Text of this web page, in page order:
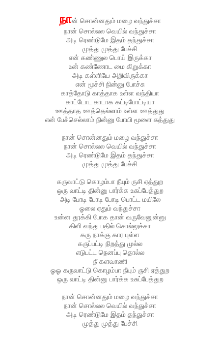
நான் சொன்னதும் மழை வந்துச்சா
நான் சொல்லல வெயில் வந்துச்சா
அடி ரெண்டுமே இதம் தந்துச்சா
முத்து முத்து பேச்சி
என் கண்ணுல பொய் இருக்கா
உன் கண்ணோட மை கிறுக்கா
அடி கள்ளியே அறிவிருக்கா
என் மூச்சி நின்னு போச்சு
காத்தோடு காத்தாக உள்ள வந்தியா
காட்டோட காடாக கட்டிபோட்டியா
ஊத்தாத ஊத்தெல்லாம் உள்ள ஊத்துது
என் பேச்செல்லாம் நின்னு போயி மூளை சுத்துது
நான் சொன்னதும் மழை வந்துச்சா
நான் சொல்லல வெயில் வந்துச்சா
அடி ரெண்டுமே இதம் தந்துச்சா
முத்து முத்து பேச்சி
கருவாட்டு கொழம்பா நீயும் ருசி ஏத்துற
ஒரு வாட்டி தின்னு பார்க்க உசுப்பேத்துற
அடி போடி போடி போடி பொட்ட மயிலே
ஓலை ஏதும் வந்துச்சா
உன்ன தூக்கி போக தான் வருவேனுன்னு
கிளி வந்து பதில் சொல்லுச்சா
கரு நாக்கு கார புள்ள
கருப்பட்டி நிறத்து முல்ல
எடுபட்ட நெனப்பு தொல்ல
நீ களவாணி
ஓஓ கருவாட்டு கொழம்பா நீயும் ருசி ஏத்துற
ஒரு வாட்டி தின்னு பார்க்க உசுப்பேத்துற
நான் சொன்னதும் மழை வந்துச்சா
நான் சொல்லல வெயில் வந்துச்சா
அடி ரெண்டுமே இதம் தந்துச்சா
முத்து முத்து பேச்சி